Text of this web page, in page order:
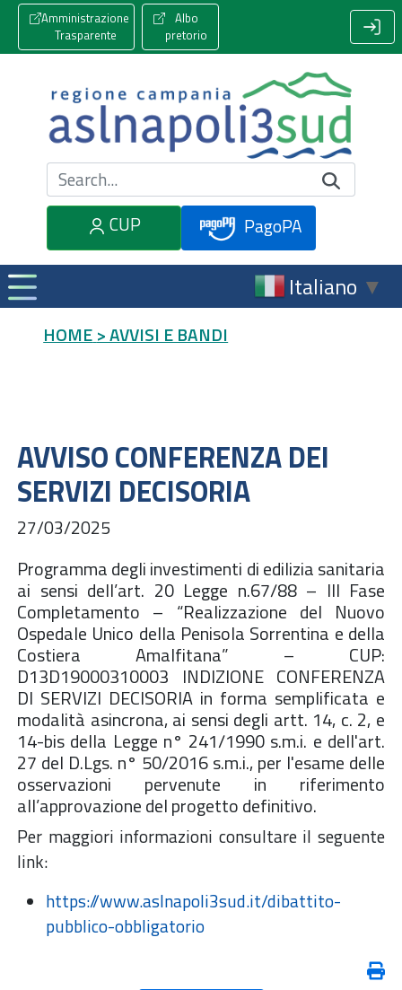
Amministrazione
Trasparente
Albo
pretorio
Cerca nel sito
CUP
PagoPA
Italiano ▼
HOME > AVVISI E BANDI
AVVISO CONFERENZA DEI
SERVIZI DECISORIA
27/03/2025
Programma degli investimenti di edilizia sanitaria
ai sensi dell’art. 20 Legge n.67/88 – III Fase
Completamento – “Realizzazione del Nuovo
Ospedale Unico della Penisola Sorrentina e della
Costiera Amalfitana” – CUP:
D13D19000310003 INDIZIONE CONFERENZA
DI SERVIZI DECISORIA in forma semplificata e
modalità asincrona, ai sensi degli artt. 14, c. 2, e
14-bis della Legge n° 241/1990 s.m.i. e dell'art.
27 del D.Lgs. n° 50/2016 s.m.i., per l'esame delle
osservazioni pervenute in riferimento
all’approvazione del progetto definitivo.
Per maggiori informazioni consultare il seguente
link:
https://www.aslnapoli3sud.it/dibattito-
pubblico-obbligatorio